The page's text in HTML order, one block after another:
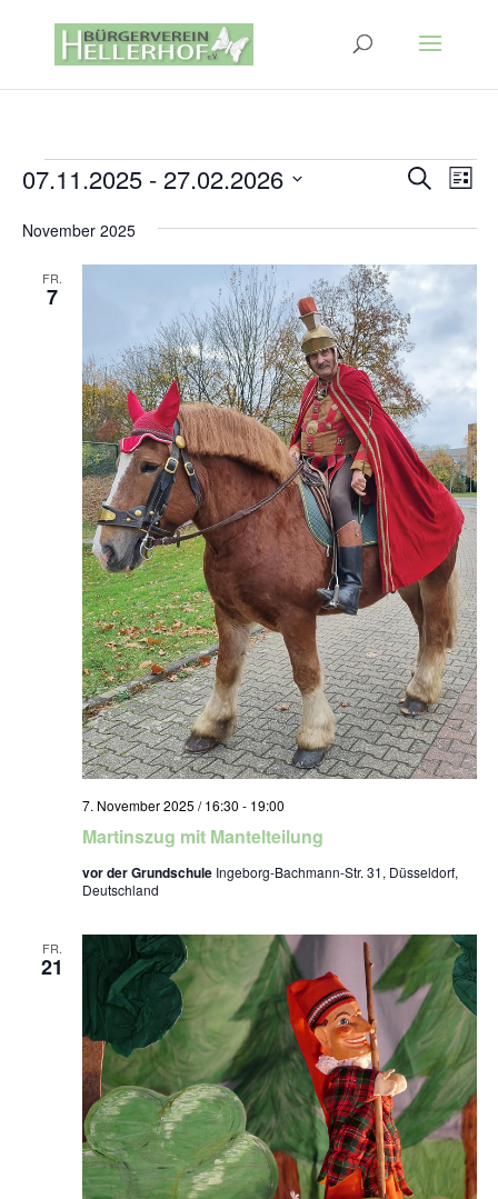
Veranstaltungen
und
SucheListe
07.11.2025 - 27.02.2026
wählen.
November 2025
FR.
7
Martinszug mit Mantelteilung
7. November 2025 / 16:30 - 19:00
vor der Grundschule Ingeborg-Bachmann-Str. 31, Düsseldorf,
Deutschland
FR.
21